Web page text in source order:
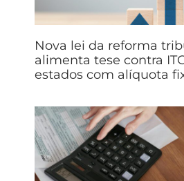
Nova lei da reforma
alimenta tese contra
estados com alíquota